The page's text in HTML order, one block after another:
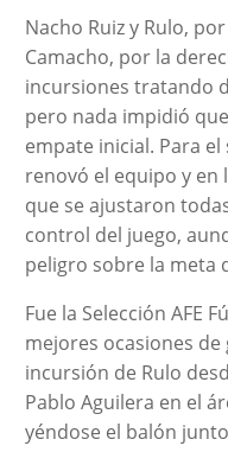
Nacho Ruiz y Rulo,
Camacho, por la
incursiones tratando
pero nada impidió
empate inicial. Para
renovó el equipo y en
que se ajustaron
control del juego,
peligro sobre la meta
Fue la Selección AFE
mejores ocasiones
incursión de Rulo
Pablo Aguilera en el
yéndose el balón